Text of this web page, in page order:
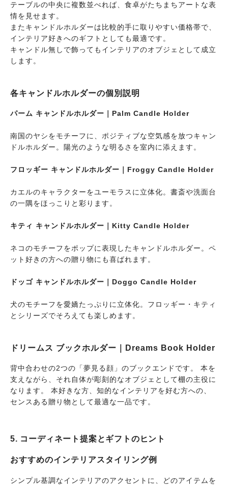
テーブルの中央に複数並べれば、食卓がたちまちアートな表
情を見せます。
またキャンドルホルダーは比較的手に取りやすい価格帯で、
インテリア好きへのギフトとしても最適です。
キャンドル無しで飾ってもインテリアのオブジェとして成立
します。
各キャンドルホルダーの個別説明
パーム キャンドルホルダー｜Palm Candle Holder
南国のヤシをモチーフに、ポジティブな空気感を放つキャン
ドルホルダー。陽光のような明るさを室内に添えます。
フロッギー キャンドルホルダー｜Froggy Candle Holder
カエルのキャラクターをユーモラスに立体化。書斎や洗面台
の一隅をほっこりと彩ります。
キティ キャンドルホルダー｜Kitty Candle Holder
ネコのモチーフをポップに表現したキャンドルホルダー。ペ
ット好きの方への贈り物にも喜ばれます。
ドッゴ キャンドルホルダー｜Doggo Candle Holder
犬のモチーフを愛嬌たっぷりに立体化。フロッギー・キティ
とシリーズでそろえても楽しめます。
ドリームス ブックホルダー｜Dreams Book Holder
背中合わせの2つの「夢見る顔」のブックエンドです。 本を
支えながら、それ自体が彫刻的なオブジェとして棚の主役に
なります。 本好きな方、知的なインテリアを好む方への、
センスある贈り物として最適な一品です。
5. コーディネート提案とギフトのヒント
おすすめのインテリアスタイリング例
シンプル基調なインテリアのアクセントに、どのアイテムを